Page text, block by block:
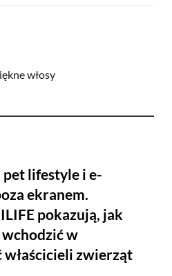
włosy
pet lifestyle i e-
ekranem.
pokazują, jak
w
właścicieli zwierząt